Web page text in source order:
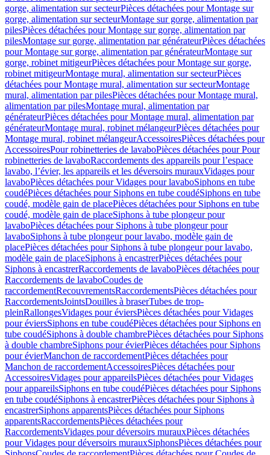
gorge, alimentation sur secteurPièces détachées pour Montage sur
gorge, alimentation sur secteurMontage sur gorge, alimentation par
pilesPièces détachées pour Montage sur gorge, alimentation par
pilesMontage sur gorge, alimentation par générateurPièces détachées
pour Montage sur gorge, alimentation par générateurMontage sur
gorge, robinet mitigeurPièces détachées pour Montage sur gorge,
robinet mitigeurMontage mural, alimentation sur secteurPièces
détachées pour Montage mural, alimentation sur secteurMontage
mural, alimentation par pilesPièces détachées pour Montage mural,
alimentation par pilesMontage mural, alimentation par
générateurPièces détachées pour Montage mural, alimentation par
générateurMontage mural, robinet mélangeurPièces détachées pour
Montage mural, robinet mélangeurAccessoiresPièces détachées pour
AccessoiresPour robinetteries de lavaboPièces détachées pour Pour
robinetteries de lavaboRaccordements des appareils pour l’espace
lavabo, l’évier, les appareils et les déversoirs murauxVidages pour
lavaboPièces détachées pour Vidages pour lavaboSiphons en tube
coudéPièces détachées pour Siphons en tube coudéSiphons en tube
coudé, modèle gain de placePièces détachées pour Siphons en tube
coudé, modèle gain de placeSiphons à tube plongeur pour
lavaboPièces détachées pour Siphons à tube plongeur pour
lavaboSiphons à tube plongeur pour lavabo, modèle gain de
placePièces détachées pour Siphons à tube plongeur pour lavabo,
modèle gain de placeSiphons à encastrerPièces détachées pour
Siphons à encastrerRaccordements de lavaboPièces détachées pour
Raccordements de lavaboCoudes de
raccordementRecouvrementsRaccordementsPièces détachées pour
RaccordementsJointsDouilles à braserTubes de trop-
pleinRallongesVidages pour éviersPièces détachées pour Vidages
pour éviersSiphons en tube coudéPièces détachées pour Siphons en
tube coudéSiphons à double chambrePièces détachées pour Siphons
à double chambreSiphons pour évierPièces détachées pour Siphons
pour évierManchon de raccordementPièces détachées pour
Manchon de raccordementAccessoiresPièces détachées pour
AccessoiresVidages pour appareilsPièces détachées pour Vidages
pour appareilsSiphons en tube coudéPièces détachées pour Siphons
en tube coudéSiphons à encastrerPièces détachées pour Siphons à
encastrerSiphons apparentsPièces détachées pour Siphons
apparentsRaccordementsPièces détachées pour
RaccordementsVidages pour déversoirs murauxPièces détachées
pour Vidages pour déversoirs murauxSiphonsPièces détachées pour